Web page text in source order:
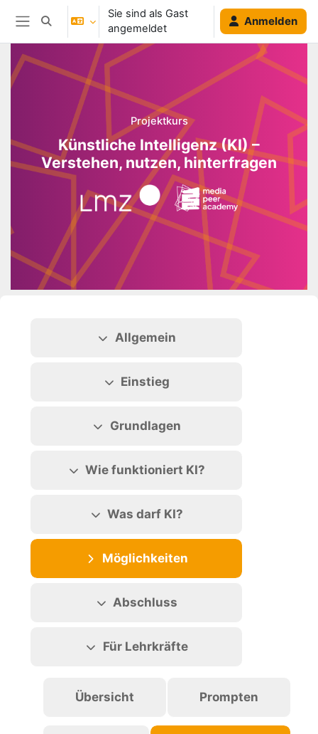
Zum Hauptinhalt
Website-Übersicht
Sucheingabe umschalten
Sie sind als Gast
angemeldet
Anmelden
Blöcke
Projektkurs
Künstliche Intelligenz (KI) –
Verstehen, nutzen, hinterfragen
Allgemein
Einstieg
Grundlagen
Wie funktioniert KI?
Was darf KI?
Möglichkeiten
Abschluss
Für Lehrkräfte
Übersicht Prompten